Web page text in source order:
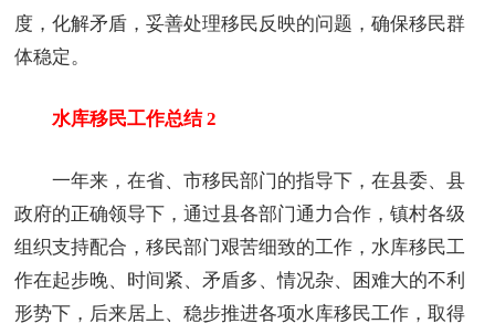
度，化解矛盾，妥善处理移民反映的问题，确保移民群
体稳定。
水库移民工作总结 2
一年来，在省、市移民部门的指导下，在县委、县
政府的正确领导下，通过县各部门通力合作，镇村各级
组织支持配合，移民部门艰苦细致的工作，水库移民工
作在起步晚、时间紧、矛盾多、情况杂、困难大的不利
形势下，后来居上、稳步推进各项水库移民工作，取得